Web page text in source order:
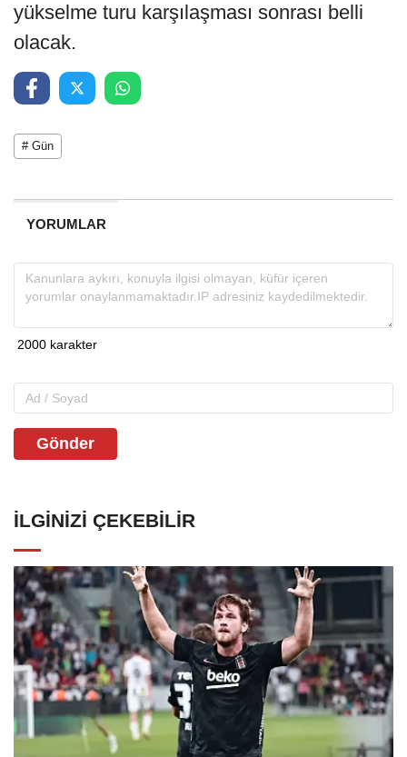
yükselme turu karşılaşması sonrası belli
olacak.
# Gün
YORUMLAR
Gönder
İLGINIZI ÇEKEBILIR